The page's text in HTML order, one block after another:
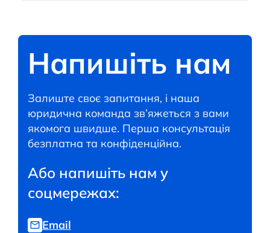
Напишіть нам
Залиште своє запитання, і наша
юридична команда зв’яжеться з вами
якомога швидше. Перша консультація
безплатна та конфіденційна.
Або напишіть нам у
соцмережах:
Email